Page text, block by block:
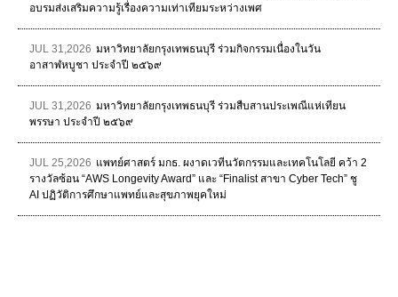
อบรมส่งเสริมความรู้เรื่องความเท่าเทียมระหว่างเพศ
JUL 31,2026 มหาวิทยาลัยกรุงเทพธนบุรี ร่วมกิจกรรมเนื่องในวัน
อาสาฬหบูชา ประจำปี ๒๕๖๙
JUL 31,2026 มหาวิทยาลัยกรุงเทพธนบุรี ร่วมสืบสานประเพณีแห่เทียน
พรรษา ประจำปี ๒๕๖๙
JUL 25,2026 แพทย์ศาสตร์ มกธ. ผงาดเวทีนวัตกรรมและเทคโนโลยี คว้า 2
รางวัลซ้อน “AWS Longevity Award” และ “Finalist สาขา Cyber Tech” ชู
AI ปฏิวัติการศึกษาแพทย์และสุขภาพยุคใหม่